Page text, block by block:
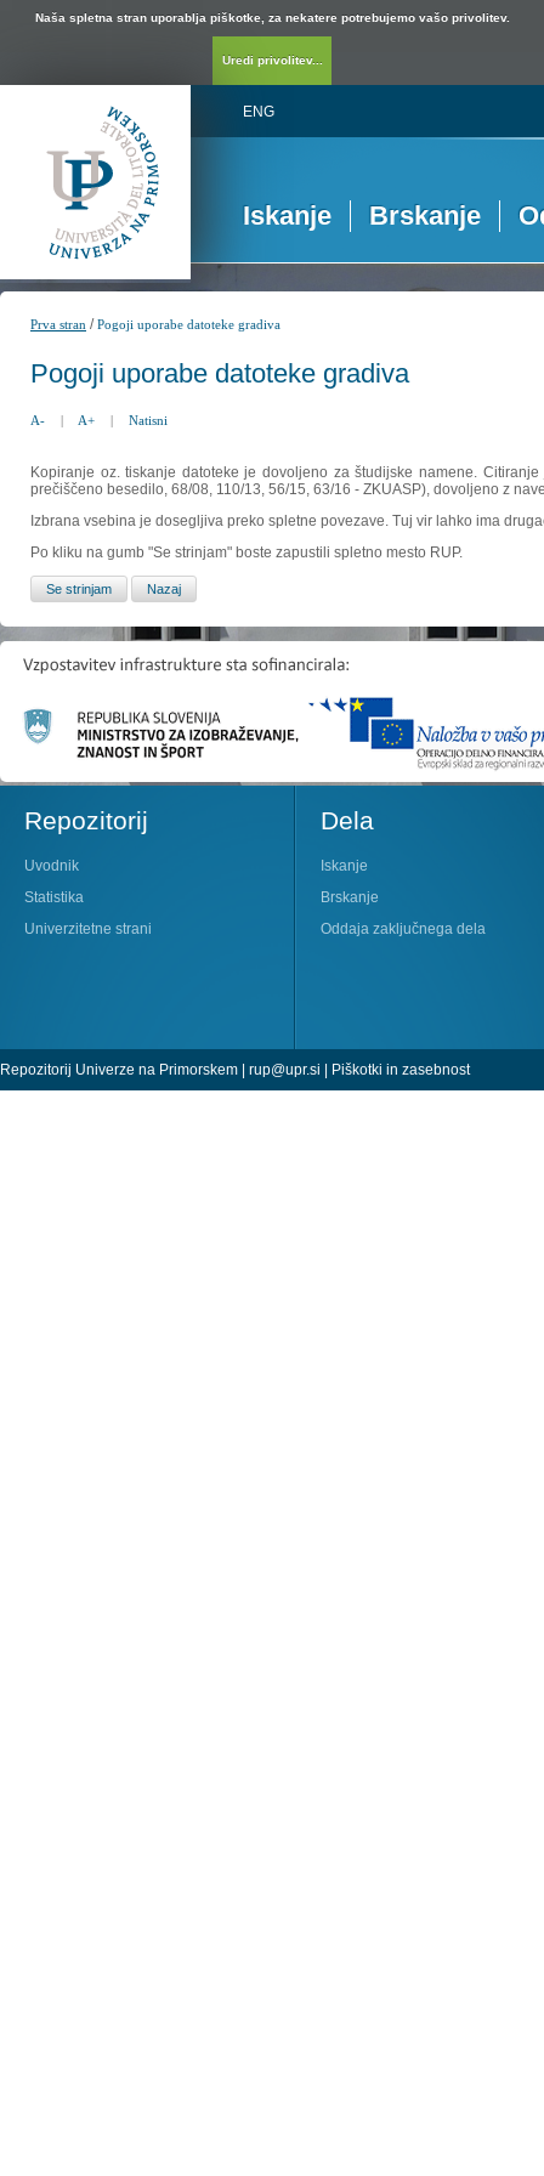
Naša spletna stran uporablja piškotke, za nekatere potrebujemo vašo privolitev.
Uredi privolitev...
ENG
Iskanje Brskanje
Prva stran /Pogoji uporabe datoteke gradiva
Pogoji uporabe datoteke gradiva
A- | A+ | Natisni
Kopiranje oz. tiskanje datoteke je dovoljeno za študijske namene.
prečiščeno besedilo, 68/08, 110/13, 56/15, 63/16 - ZKUASP), dovoljeno z
Izbrana vsebina je dosegljiva preko spletne povezave. Tuj vir lahko ima
Po kliku na gumb "Se strinjam" boste zapustili spletno mesto RUP.
Repozitorij
Uvodnik
Statistika
Univerzitetne strani
Dela
Iskanje
Brskanje
Oddaja zaključnega dela
Repozitorij Univerze na Primorskem | rup@upr.si | Piškotki in zasebnost